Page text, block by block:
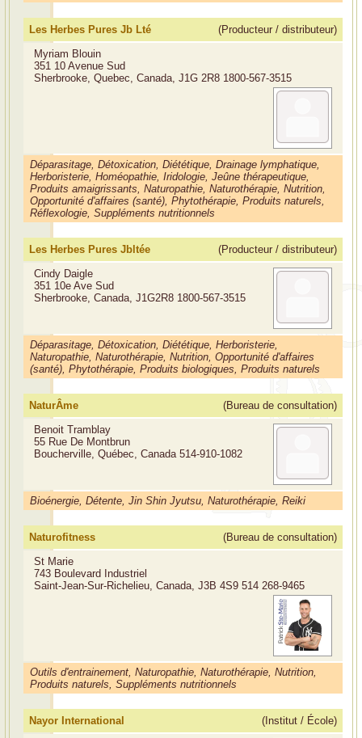
Les Herbes Pures Jb Lté
(Producteur / distributeur)
Myriam Blouin
351 10 Avenue Sud
Sherbrooke, Quebec, Canada, J1G 2R8 1800-567-3515
Déparasitage, Détoxication, Diététique, Drainage lymphatique,
Herboristerie, Homéopathie, Iridologie, Jeûne thérapeutique,
Produits amaigrissants, Naturopathie, Naturothérapie, Nutrition,
Opportunité d'affaires (santé), Phytothérapie, Produits naturels,
Réflexologie, Suppléments nutritionnels
Les Herbes Pures Jbltée
(Producteur / distributeur)
Cindy Daigle
351 10e Ave Sud
Sherbrooke, Canada, J1G2R8 1800-567-3515
Déparasitage, Détoxication, Diététique, Herboristerie,
Naturopathie, Naturothérapie, Nutrition, Opportunité d'affaires
(santé), Phytothérapie, Produits biologiques, Produits naturels
NaturÂme
(Bureau de consultation)
Benoit Tramblay
55 Rue De Montbrun
Boucherville, Québec, Canada 514-910-1082
Bioénergie, Détente, Jin Shin Jyutsu, Naturothérapie, Reiki
Naturofitness
(Bureau de consultation)
St Marie
743 Boulevard Industriel
Saint-Jean-Sur-Richelieu, Canada, J3B 4S9 514 268-9465
Outils d'entrainement, Naturopathie, Naturothérapie, Nutrition,
Produits naturels, Suppléments nutritionnels
Nayor International
(Institut / École)